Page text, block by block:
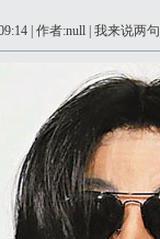
| 作者:null | 我来说两句